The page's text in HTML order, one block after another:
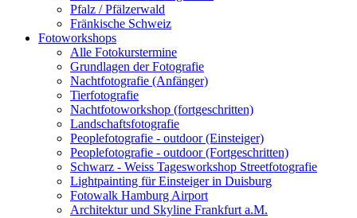
Pfalz / Pfälzerwald
Fränkische Schweiz
Fotoworkshops
Alle Fotokurstermine
Grundlagen der Fotografie
Nachtfotografie (Anfänger)
Tierfotografie
Nachtfotoworkshop (fortgeschritten)
Landschaftsfotografie
Peoplefotografie - outdoor (Einsteiger)
Peoplefotografie - outdoor (Fortgeschritten)
Schwarz - Weiss Tagesworkshop Streetfotografie
Lightpainting für Einsteiger in Duisburg
Fotowalk Hamburg Airport
Architektur und Skyline Frankfurt a.M.